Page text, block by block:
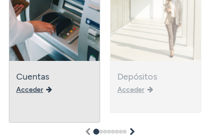
Cuentas
Acceder
Depósitos
Acceder
12345678